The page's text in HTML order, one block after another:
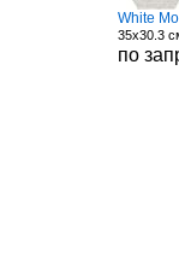
White
35x30.3
по